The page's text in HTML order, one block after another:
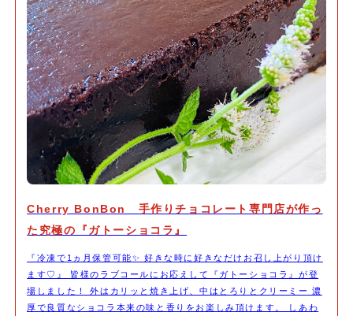
Cherry BonBon 手作りチョコレート専門店が作っ
た究極の『ガトーショコラ』
『冷凍で1ヵ月保管可能✨ 好きな時に好きなだけお召し上がり頂け
ます♡』 皆様のラブコールにお応えして『ガトーショコラ』が登
場しました！ 外はカリッと焼き上げ、中はとろりとクリーミー 濃
厚で良質なショコラ本来の味と香りをお楽しみ頂けます。 しあわ